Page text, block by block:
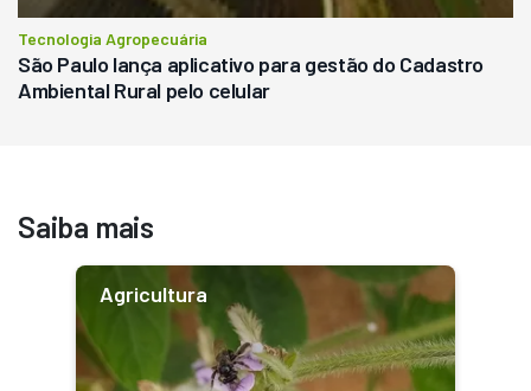
Tecnologia Agropecuária
São Paulo lança aplicativo para gestão do Cadastro
Ambiental Rural pelo celular
Saiba mais
Agricultura